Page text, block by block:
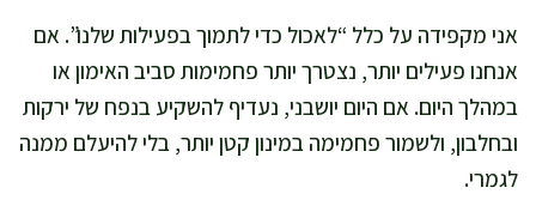
אני מקפידה על כלל “לאכול כדי לתמוך בפעילות שלנו”. אם
אנחנו פעילים יותר, נצטרך יותר פחמימות סביב האימון או
במהלך היום. אם היום יושבני, נעדיף להשקיע בנפח של ירקות
ובחלבון, ולשמור פחמימה במינון קטן יותר, בלי להיעלם ממנה
לגמרי.